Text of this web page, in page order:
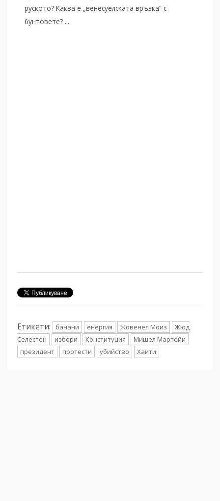
руското? Каква е „венесуелската връзка” с
бунтовете? ...
Етикети: банани енергия Жовенел Моиз
Жюд
Селестен
избори Конституция
Мишел Мартейи
президент
протести убийство Хаити